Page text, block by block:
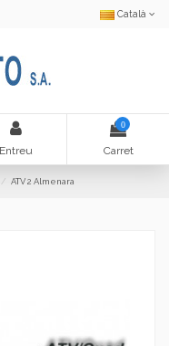
Català
Entreu
0
Carret
ATV 2 Almenara